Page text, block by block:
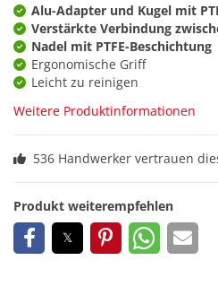
Alu-Adapter und Kugel mit
Verstärkte Verbindung
Nadel mit PTFE-Beschichtung
Ergonomische Griff
Leicht zu reinigen
Weitere Produktinformationen
536 Handwerker vertrauen
Produkt weiterempfehlen